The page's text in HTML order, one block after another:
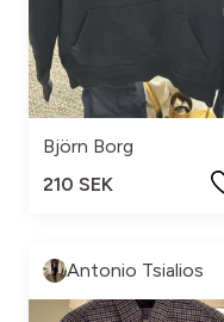
Björn Borg
210 SEK
Antonio Tsialios